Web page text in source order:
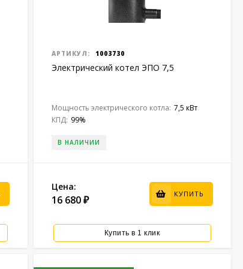
АРТИКУЛ: 1003730
Электрический котел ЭПО 7,5
Мощность электрического котла: 7,5 кВт
КПД: 99%
В НАЛИЧИИ
Цена:
16 680₽ КУПИТЬ
Купить в 1 клик